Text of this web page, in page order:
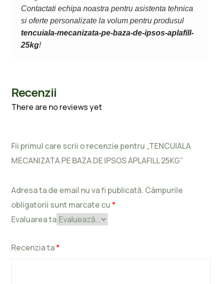
Contactati echipa noastra pentru asistenta tehnica
si oferte personalizate la volum pentru produsul
tencuiala-mecanizata-pe-baza-de-ipsos-aplafill-
25kg!
Recenzii
There are no reviews yet
Fii primul care scrii o recenzie pentru „TENCUIALA
MECANIZATA PE BAZA DE IPSOS APLAFILL 25KG”
Adresa ta de email nu va fi publicată. Câmpurile
obligatorii sunt marcate cu *
Evaluarea ta
Recenzia ta*